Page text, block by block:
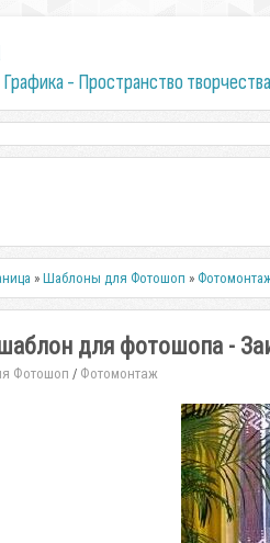
- Пространство
»Шаблоны для Фотошоп »
для фотошопа -
Фотошоп / Фотомонтаж